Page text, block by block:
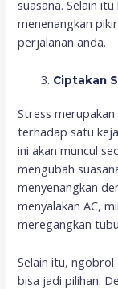
suasana. Selain
menenangkan
perjalanan anda.
Ciptakan
Stress
terhadap satu
ini akan muncul
mengubah
menyenangkan
menyalakan AC,
meregangkan
Selain itu,
bisa jadi pilihan.